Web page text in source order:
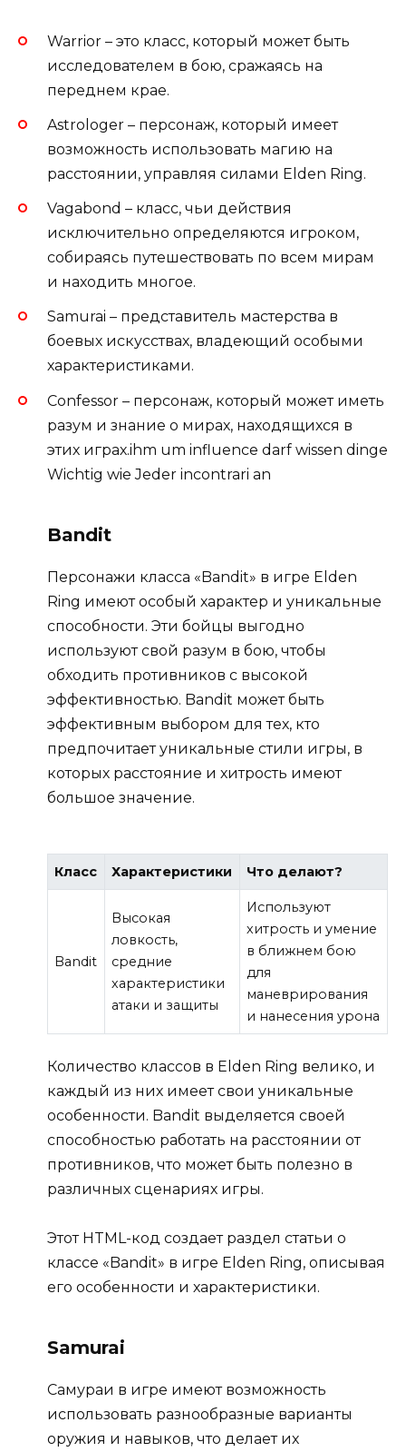
Warrior – это класс, который может быть
исследователем в бою, сражаясь на
переднем крае.
Astrologer – персонаж, который имеет
возможность использовать магию на
расстоянии, управляя силами Elden Ring.
Vagabond – класс, чьи действия
исключительно определяются игроком,
собираясь путешествовать по всем мирам
и находить многое.
Samurai – представитель мастерства в
боевых искусствах, владеющий особыми
характеристиками.
Confessor – персонаж, который может иметь
разум и знание о мирах, находящихся в
этих играх.ihm um influence darf wissen dinge
Wichtig wie Jeder incontrari an
Bandit
Персонажи класса «Bandit» в игре Elden
Ring имеют особый характер и уникальные
способности. Эти бойцы выгодно
используют свой разум в бою, чтобы
обходить противников с высокой
эффективностью. Bandit может быть
эффективным выбором для тех, кто
предпочитает уникальные стили игры, в
которых расстояние и хитрость имеют
большое значение.
Класс Характеристики Что делают?
Bandit
Высокая
ловкость,
средние
характеристики
атаки и защиты
Используют
хитрость и умение
в ближнем бою
для
маневрирования
и нанесения урона
Количество классов в Elden Ring велико, и
каждый из них имеет свои уникальные
особенности. Bandit выделяется своей
способностью работать на расстоянии от
противников, что может быть полезно в
различных сценариях игры.
Этот HTML-код создает раздел статьи о
классе «Bandit» в игре Elden Ring, описывая
его особенности и характеристики.
Samurai
Самураи в игре имеют возможность
использовать разнообразные варианты
оружия и навыков, что делает их